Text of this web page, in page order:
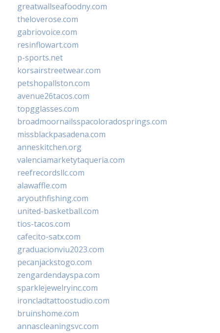
greatwallseafoodny.com
theloverose.com
gabriovoice.com
resinflowart.com
p-sports.net
korsairstreetwear.com
petshopallston.com
avenue26tacos.com
topgglasses.com
broadmoornailsspacoloradosprings.com
missblackpasadena.com
anneskitchen.org
valenciamarketytaqueria.com
reefrecordsllc.com
alawaffle.com
aryouthfishing.com
united-basketball.com
tios-tacos.com
cafecito-satx.com
graduacionviu2023.com
pecanjackstogo.com
zengardendayspa.com
sparklejewelryinc.com
ironcladtattoostudio.com
bruinshome.com
annascleaningsvc.com